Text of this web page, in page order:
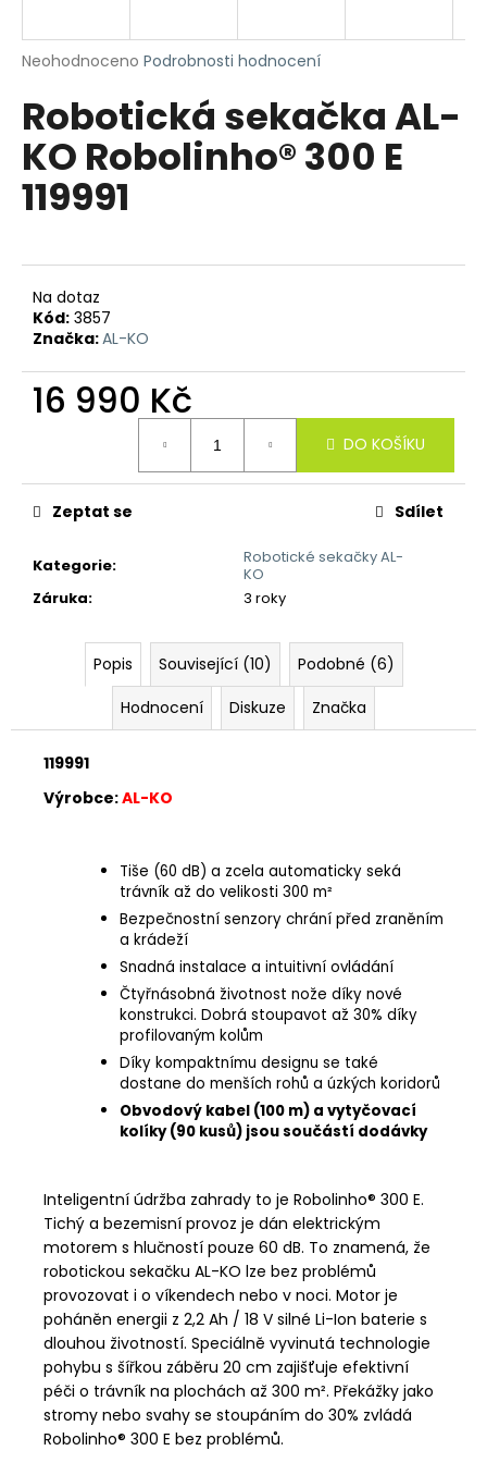
Průměrné
produktu
je
0,0
5
hvězdiček.
Neohodnoceno Podrobnosti hodnocení
Robotická sekačka AL-
KO Robolinho® 300 E
119991
Na dotaz
Kód: 3857
Značka:AL-KO
16 990 Kč
DO KOŠÍKU
Kategorie:
Robotické sekačky AL-
KO
Záruka: 3 roky
Zeptat se Sdílet
Popis Související (10)
Podobné (6)
Hodnocení
Diskuze Značka
119991
Výrobce:AL-KO
Tiše (60 dB) a zcela automaticky seká
trávník až do velikosti 300 m²
Bezpečnostní senzory chrání před zraněním
a krádeží
Snadná instalace a intuitivní ovládání
Čtyřnásobná životnost nože díky nové
konstrukci. Dobrá stoupavot až 30% díky
profilovaným kolům
Díky kompaktnímu designu se také
dostane do menších rohů a úzkých koridorů
Obvodový kabel (100 m) a vytyčovací
kolíky (90 kusů) jsou součástí dodávky
Inteligentní údržba zahrady to je Robolinho® 300 E.
Tichý a bezemisní provoz je dán elektrickým
motorem s hlučností pouze 60 dB. To znamená, že
robotickou sekačku AL-KO lze bez problémů
provozovat i o víkendech nebo v noci. Motor je
poháněn energii z 2,2 Ah / 18 V silné Li-Ion baterie s
dlouhou životností. Speciálně vyvinutá technologie
pohybu s šířkou záběru 20 cm zajišťuje efektivní
péči o trávník na plochách až 300 m². Překážky jako
stromy nebo svahy se stoupáním do 30% zvládá
Robolinho® 300 E bez problémů.
j
t
?
D
o
p
č
u
e
m
e